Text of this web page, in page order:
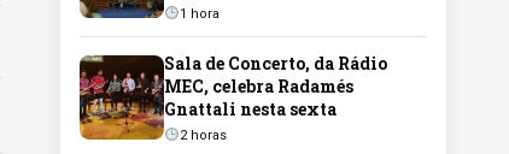
1 hora
Sala de Concerto, da Rádio
MEC, celebra Radamés
Gnattali nesta sexta
2 horas